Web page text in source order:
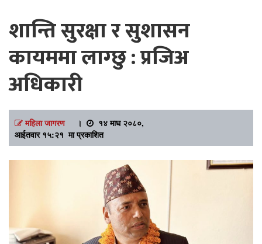
शान्ति सुरक्षा र सुशासन
कायममा लाग्छु : प्रजिअ
अधिकारी
महिला जागरण।
१४ माघ २०८०,
आईतवार १५:२१ मा प्रकाशित